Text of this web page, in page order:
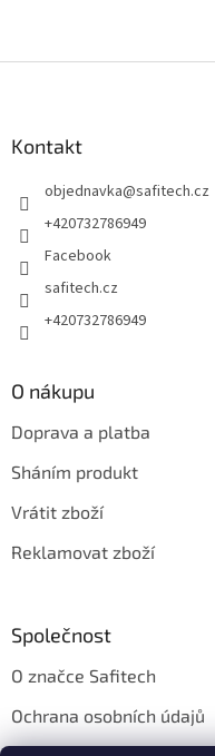
Kontakt
objednavka@safitech.cz
+420732786949
Facebook
safitech.cz
+420732786949
O nákupu
Doprava a platba
Sháním produkt
Vrátit zboží
Reklamovat zboží
Společnost
O značce Safitech
Ochrana osobních údajů